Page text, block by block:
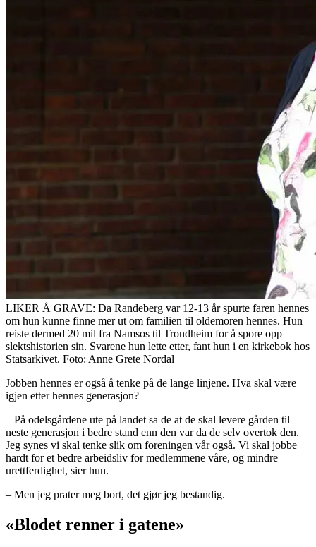
LIKER Å GRAVE: Da Randeberg var 12-13 år spurte faren hennes
om hun kunne finne mer ut om familien til oldemoren hennes. Hun
reiste dermed 20 mil fra Namsos til Trondheim for å spore opp
slektshistorien sin. Svarene hun lette etter, fant hun i en kirkebok hos
Statsarkivet. Foto: Anne Grete Nordal
Jobben hennes er også å tenke på de lange linjene. Hva skal være
igjen etter hennes generasjon?
– På odelsgårdene ute på landet sa de at de skal levere gården til
neste generasjon i bedre stand enn den var da de selv overtok den.
Jeg synes vi skal tenke slik om foreningen vår også. Vi skal jobbe
hardt for et bedre arbeidsliv for medlemmene våre, og mindre
urettferdighet, sier hun.
– Men jeg prater meg bort, det gjør jeg bestandig.
«Blodet renner i gatene»